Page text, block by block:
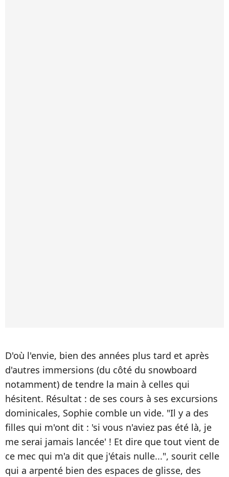
D'où l'envie, bien des années plus tard et après
d'autres immersions (du côté du snowboard
notamment) de tendre la main à celles qui
hésitent. Résultat : de ses cours à ses excursions
dominicales, Sophie comble un vide. "Il y a des
filles qui m'ont dit : 'si vous n'aviez pas été là, je
me serai jamais lancée' ! Et dire que tout vient de
ce mec qui m'a dit que j'étais nulle...", sourit celle
qui a arpenté bien des espaces de glisse, des